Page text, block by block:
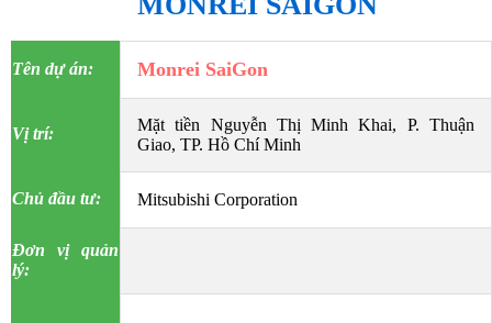
Tên dự án: Monrei SaiGon
Vị trí:
Mặt tiền Nguyễn Thị Minh Khai, P. Thuận
Giao, TP. Hồ Chí Minh
Chủ đầu tư: Mitsubishi Corporation
Đơn vị quản
lý: